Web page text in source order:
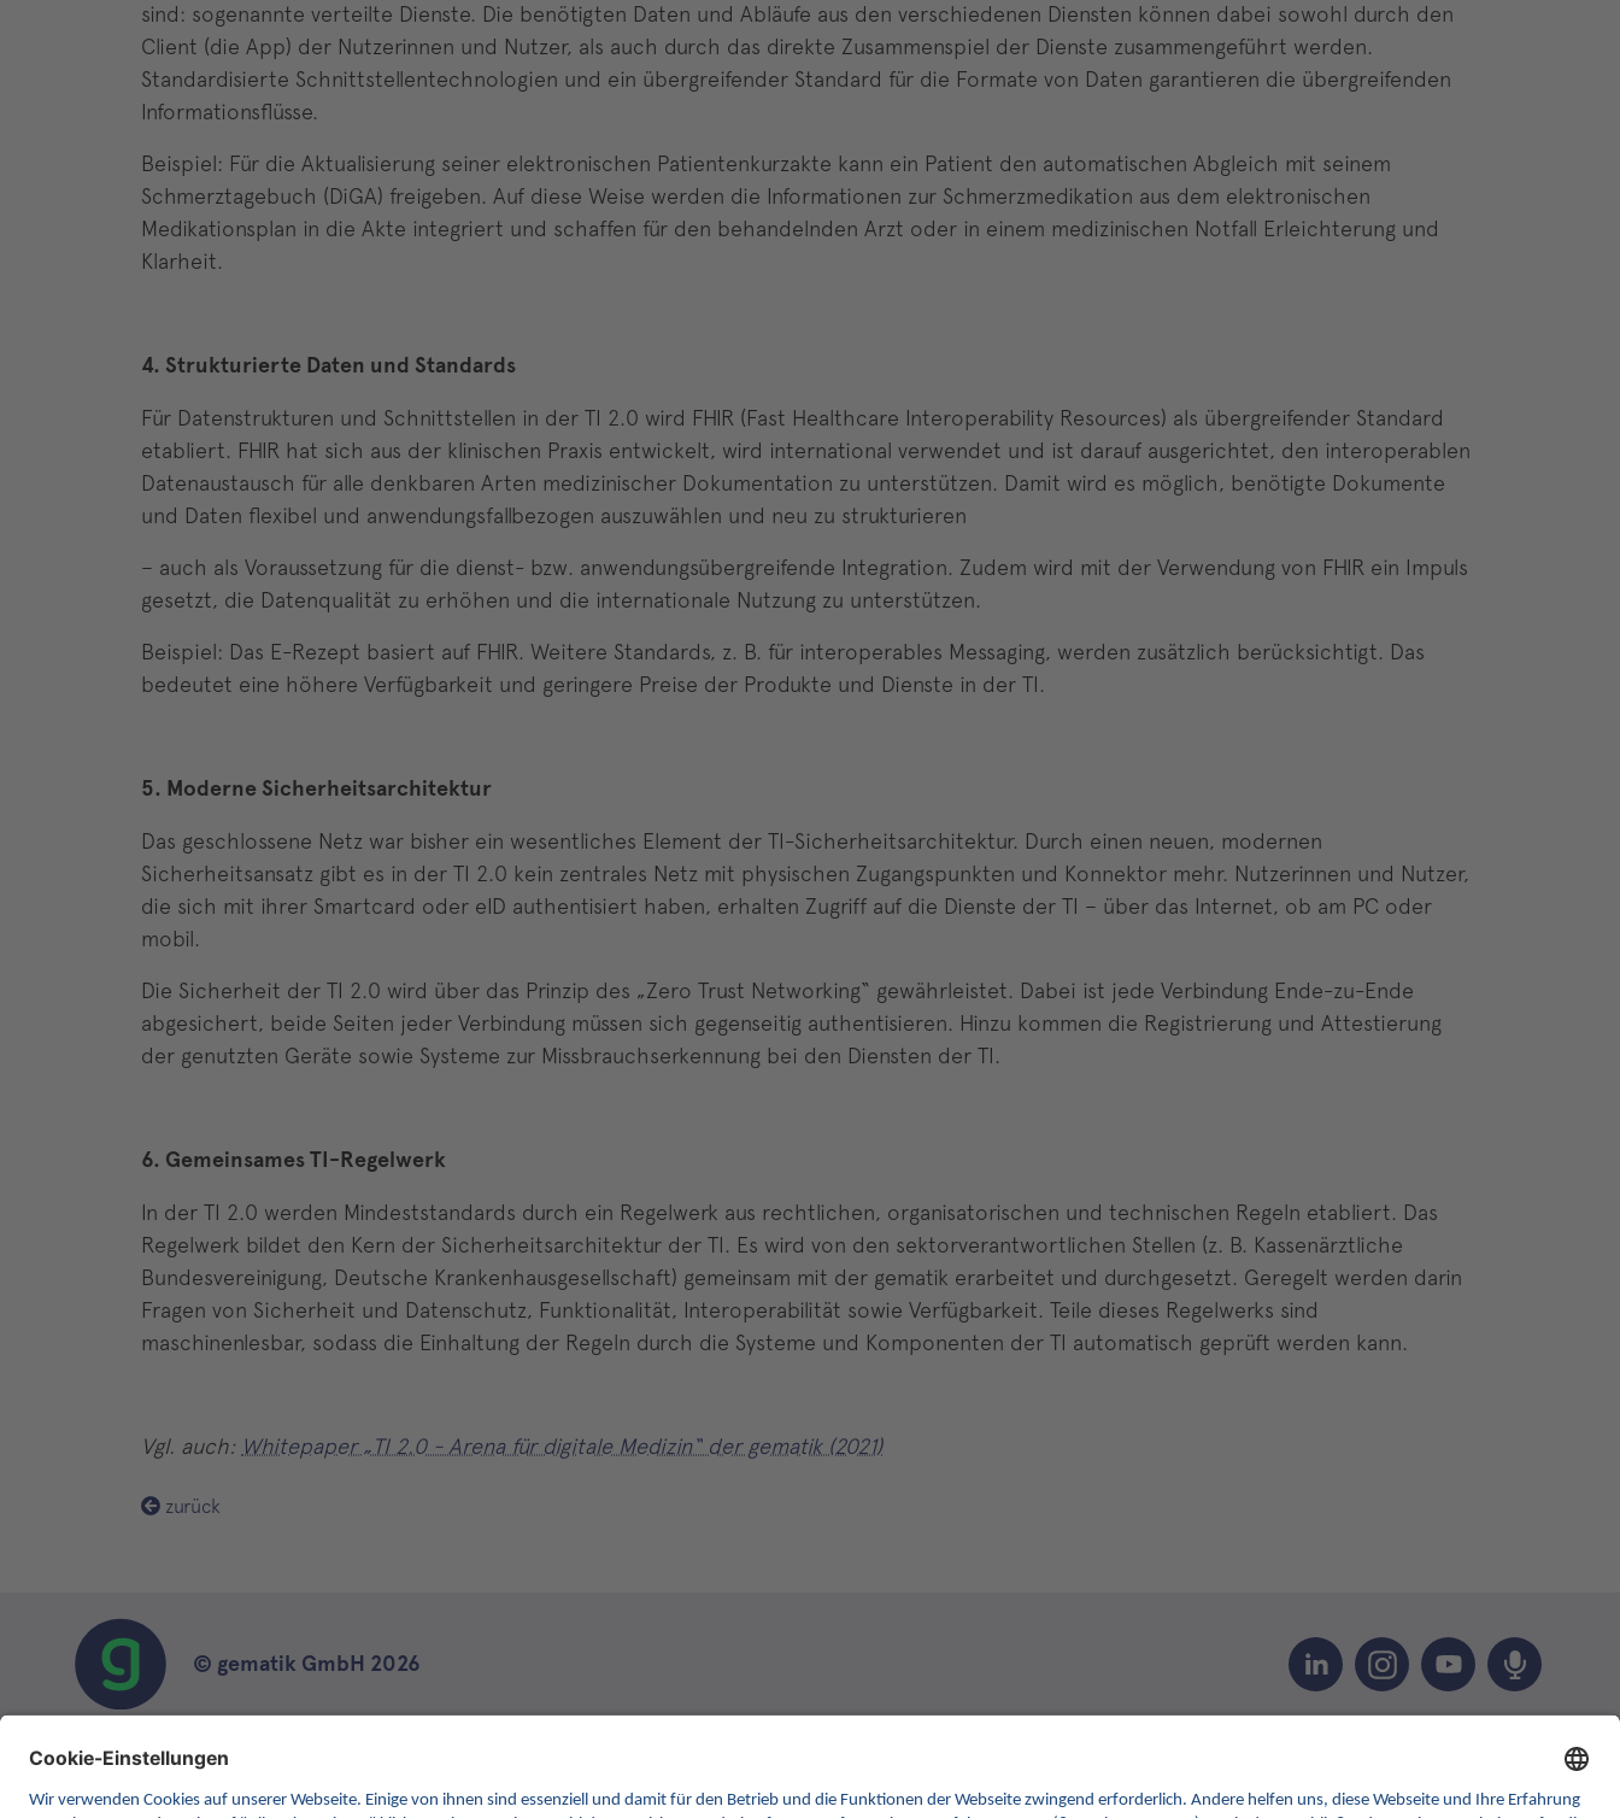
sind: sogenannte verteilte Dienste. Die benötigten Daten und Abläufe aus den verschiedenen Diensten können dabei sowohl durch den
Client (die App) der Nutzerinnen und Nutzer, als auch durch das direkte Zusammenspiel der Dienste zusammengeführt werden.
Standardisierte Schnittstellentechnologien und ein übergreifender Standard für die Formate von Daten garantieren die übergreifenden
Informationsflüsse.
Beispiel: Für die Aktualisierung seiner elektronischen Patientenkurzakte kann ein Patient den automatischen Abgleich mit seinem
Schmerztagebuch (DiGA) freigeben. Auf diese Weise werden die Informationen zur Schmerzmedikation aus dem elektronischen
Medikationsplan in die Akte integriert und schaffen für den behandelnden Arzt oder in einem medizinischen Notfall Erleichterung und
Klarheit.
4. Strukturierte Daten und Standards
Für Datenstrukturen und Schnittstellen in der TI 2.0 wird FHIR (Fast Healthcare Interoperability Resources) als übergreifender Standard
etabliert. FHIR hat sich aus der klinischen Praxis entwickelt, wird international verwendet und ist darauf ausgerichtet, den interoperablen
Datenaustausch für alle denkbaren Arten medizinischer Dokumentation zu unterstützen. Damit wird es möglich, benötigte Dokumente
und Daten flexibel und anwendungsfallbezogen auszuwählen und neu zu strukturieren
– auch als Voraussetzung für die dienst- bzw. anwendungsübergreifende Integration. Zudem wird mit der Verwendung von FHIR ein Impuls
gesetzt, die Datenqualität zu erhöhen und die internationale Nutzung zu unterstützen.
Beispiel: Das E-Rezept basiert auf FHIR. Weitere Standards, z. B. für interoperables Messaging, werden zusätzlich berücksichtigt. Das
bedeutet eine höhere Verfügbarkeit und geringere Preise der Produkte und Dienste in der TI.
5. Moderne Sicherheitsarchitektur
Das geschlossene Netz war bisher ein wesentliches Element der TI-Sicherheitsarchitektur. Durch einen neuen, modernen
Sicherheitsansatz gibt es in der TI 2.0 kein zentrales Netz mit physischen Zugangspunkten und Konnektor mehr. Nutzerinnen und Nutzer,
die sich mit ihrer Smartcard oder eID authentisiert haben, erhalten Zugriff auf die Dienste der TI – über das Internet, ob am PC oder
mobil.
Die Sicherheit der TI 2.0 wird über das Prinzip des „Zero Trust Networking“ gewährleistet. Dabei ist jede Verbindung Ende-zu-Ende
abgesichert, beide Seiten jeder Verbindung müssen sich gegenseitig authentisieren. Hinzu kommen die Registrierung und Attestierung
der genutzten Geräte sowie Systeme zur Missbrauchserkennung bei den Diensten der TI.
6. Gemeinsames TI-Regelwerk
In der TI 2.0 werden Mindeststandards durch ein Regelwerk aus rechtlichen, organisatorischen und technischen Regeln etabliert. Das
Regelwerk bildet den Kern der Sicherheitsarchitektur der TI. Es wird von den sektorverantwortlichen Stellen (z. B. Kassenärztliche
Bundesvereinigung, Deutsche Krankenhausgesellschaft) gemeinsam mit der gematik erarbeitet und durchgesetzt. Geregelt werden darin
Fragen von Sicherheit und Datenschutz, Funktionalität, Interoperabilität sowie Verfügbarkeit. Teile dieses Regelwerks sind
maschinenlesbar, sodass die Einhaltung der Regeln durch die Systeme und Komponenten der TI automatisch geprüft werden kann.
Vgl. auch: Whitepaper „TI 2.0 - Arena für digitale Medizin“ der gematik (2021)
zurück
© gematik GmbH 2026